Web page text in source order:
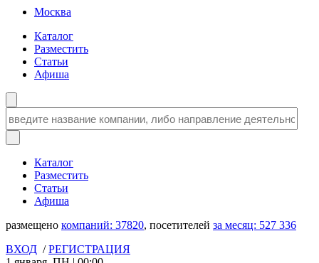
Москва
Каталог
Разместить
Статьи
Афиша
Каталог
Разместить
Статьи
Афиша
размещено компаний: 37820, посетителей за месяц: 527 336
ВХОД /РЕГИСТРАЦИЯ